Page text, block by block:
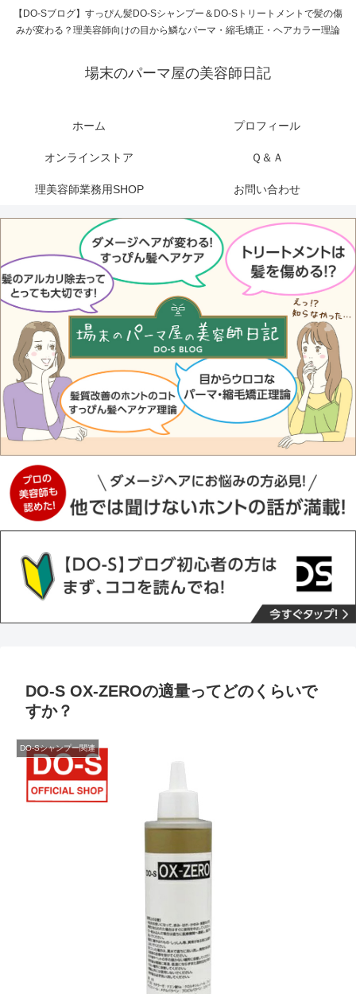
【DO-Sブログ】すっぴん髪DO-Sシャンプー＆DO-Sトリートメントで髪の傷
みが変わる？理美容師向けの目から鱗なパーマ・縮毛矯正・ヘアカラー理論
場末のパーマ屋の美容師日記
ホーム プロフィール
オンラインストア Ｑ＆Ａ
理美容師業務用SHOP お問い合わせ
DO-S OX-ZEROの適量ってどのくらいで
すか？
DO-Sシャンプー関連